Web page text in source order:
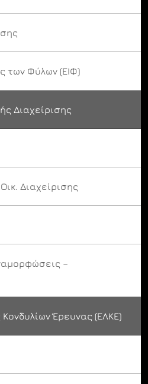
των Φύλων (ΕΙΦ)
Διαχείρισης
Διαχείρισης
–
Έρευνας (ΕΛΚΕ)